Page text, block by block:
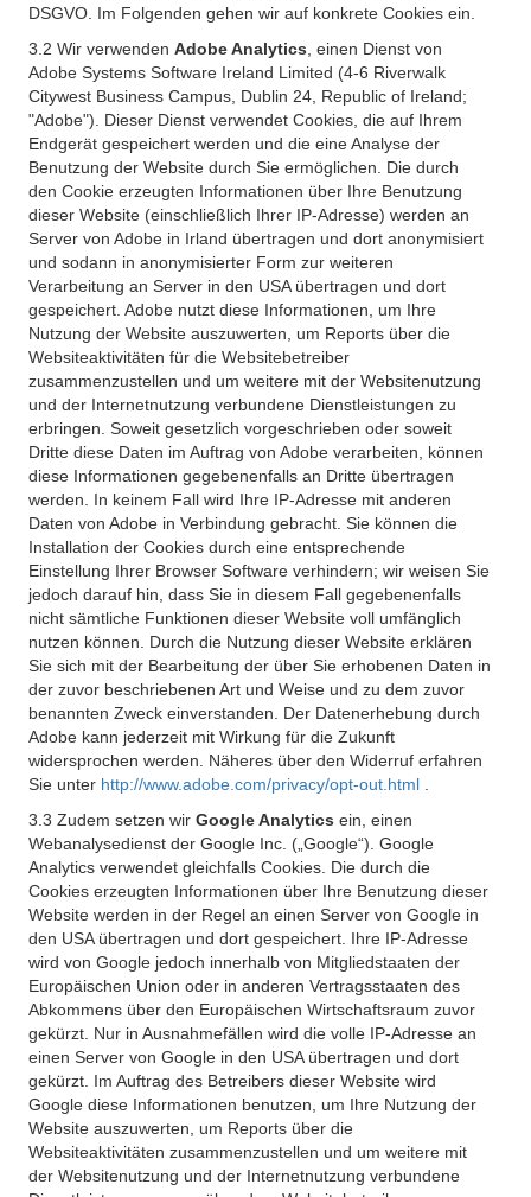
DSGVO. Im Folgenden gehen wir auf konkrete Cookies ein.
3.2 Wir verwenden Adobe Analytics , einen Dienst von
Adobe Systems Software Ireland Limited (4-6 Riverwalk
Citywest Business Campus, Dublin 24, Republic of Ireland;
"Adobe"). Dieser Dienst verwendet Cookies, die auf Ihrem
Endgerät gespeichert werden und die eine Analyse der
Benutzung der Website durch Sie ermöglichen. Die durch
den Cookie erzeugten Informationen über Ihre Benutzung
dieser Website (einschließlich Ihrer IP-Adresse) werden an
Server von Adobe in Irland übertragen und dort anonymisiert
und sodann in anonymisierter Form zur weiteren
Verarbeitung an Server in den USA übertragen und dort
gespeichert. Adobe nutzt diese Informationen, um Ihre
Nutzung der Website auszuwerten, um Reports über die
Websiteaktivitäten für die Websitebetreiber
zusammenzustellen und um weitere mit der Websitenutzung
und der Internetnutzung verbundene Dienstleistungen zu
erbringen. Soweit gesetzlich vorgeschrieben oder soweit
Dritte diese Daten im Auftrag von Adobe verarbeiten, können
diese Informationen gegebenenfalls an Dritte übertragen
werden. In keinem Fall wird Ihre IP-Adresse mit anderen
Daten von Adobe in Verbindung gebracht. Sie können die
Installation der Cookies durch eine entsprechende
Einstellung Ihrer Browser Software verhindern; wir weisen Sie
jedoch darauf hin, dass Sie in diesem Fall gegebenenfalls
nicht sämtliche Funktionen dieser Website voll umfänglich
nutzen können. Durch die Nutzung dieser Website erklären
Sie sich mit der Bearbeitung der über Sie erhobenen Daten in
der zuvor beschriebenen Art und Weise und zu dem zuvor
benannten Zweck einverstanden. Der Datenerhebung durch
Adobe kann jederzeit mit Wirkung für die Zukunft
widersprochen werden. Näheres über den Widerruf erfahren
Sie unter http://www.adobe.com/privacy/opt-out.html
3.3 Zudem setzen wir Google Analytics ein, einen
Webanalysedienst der Google Inc. („Google“). Google
Analytics verwendet gleichfalls Cookies. Die durch die
Cookies erzeugten Informationen über Ihre Benutzung dieser
Website werden in der Regel an einen Server von Google in
den USA übertragen und dort gespeichert. Ihre IP-Adresse
wird von Google jedoch innerhalb von Mitgliedstaaten der
Europäischen Union oder in anderen Vertragsstaaten des
Abkommens über den Europäischen Wirtschaftsraum zuvor
gekürzt. Nur in Ausnahmefällen wird die volle IP-Adresse an
einen Server von Google in den USA übertragen und dort
gekürzt. Im Auftrag des Betreibers dieser Website wird
Google diese Informationen benutzen, um Ihre Nutzung der
Website auszuwerten, um Reports über die
Websiteaktivitäten zusammenzustellen und um weitere mit
der Websitenutzung und der Internetnutzung verbundene